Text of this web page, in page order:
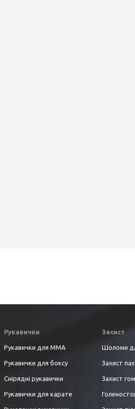
Рукавички
Рукавички для ММА
Рукавички для боксу
Снірядні рукавички
Рукавички для карате
Захист
Шоломи
Захист
Захист